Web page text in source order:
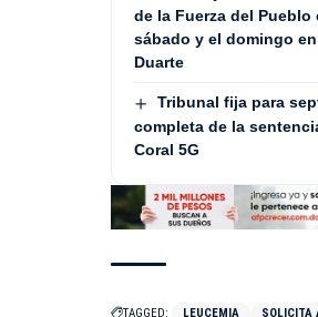
de la Fuerza del
sábado y el domingo
Duarte
Tribunal fija para
completa de la
Coral 5G
TAGGED: LEUCEMIA SOLICITA